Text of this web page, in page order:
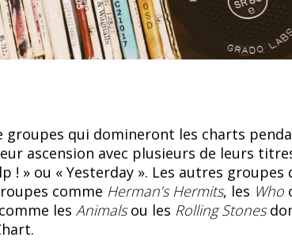
groupes qui domineront les charts
ascension avec plusieurs de leurs
! » ou « Yesterday ». Les autres groupes
comme Herman’s Hermits, les Who
les Animalsou les Rolling Stones